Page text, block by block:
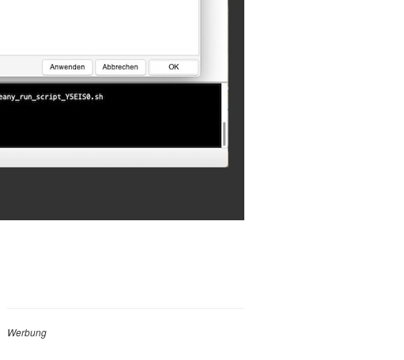
Werbung